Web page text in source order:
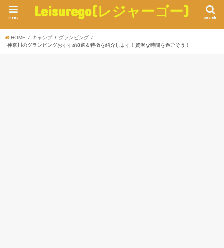
Leisurego(レジャーゴー) search
menu
HOME キャンプ
グランピング
神奈川のグランピングおすすめ8選＆特徴を紹介します！贅沢な時間を過ごそう！